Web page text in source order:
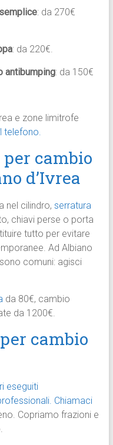
: da 270€
: da 220€.
antibumping: da 150€
e zone limitrofe
telefono.
cambio
d’Ivrea
nel cilindro, serratura
chiavi perse o porta
tutto per evitare
Ad Albiano
comuni: agisci
da 80€, cambio
da 1200€.
cambio
eseguiti
Chiamaci
Copriamo frazioni e